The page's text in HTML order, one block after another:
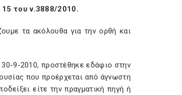
του ν.3888/2010.
τα ακόλουθα για την ορθή και
9-2010, προστέθηκε εδάφιο στην
που προέρχεται από άγνωστη
είτε την πραγματική πηγή ή